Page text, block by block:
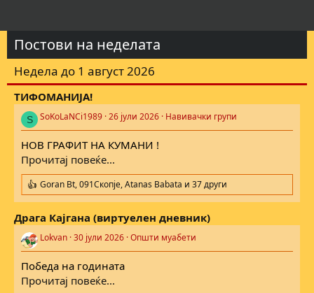
Постови на неделата
Недела до 1 август 2026
ТИФОМАНИЈА!
S SoKoLaNCi1989 26 јули 2026 Навивачки групи
НОВ ГРАФИТ НА КУМАНИ !
Прочитај повеќе...
R
e
c
t
i
n
s
Goran Bt,091Скопје,Atanas Babata и 37 други
Драга Кајгана (виртуелен дневник)
Lokvan 30 јули 2026 Општи муабети
Победа на годината
Прочитај повеќе...